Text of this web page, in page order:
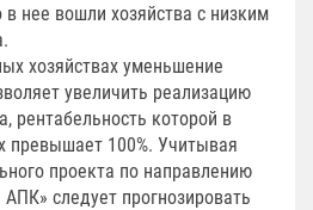
в нее вошли хозяйства с низким
хозяйствах уменьшение
увеличить реализацию
рентабельность которой в
превышает 100%. Учитывая
проекта по направлению
следует прогнозировать